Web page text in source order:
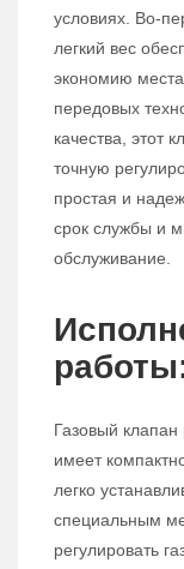
условиях. Во-
легкий вес
экономию
передовых
качества, этот
точную
простая и
срок службы и
обслуживание.
Газовый
имеет
легко
специальным
регулировать